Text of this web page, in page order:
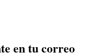
en tu correo